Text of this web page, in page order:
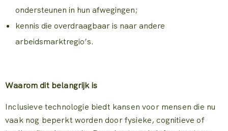
ondersteunen in hun afwegingen;
kennis die overdraagbaar is naar andere
arbeidsmarktregio’s.
Waarom dit belangrijk is
Inclusieve technologie biedt kansen voor mensen die nu
vaak nog beperkt worden door fysieke, cognitieve of